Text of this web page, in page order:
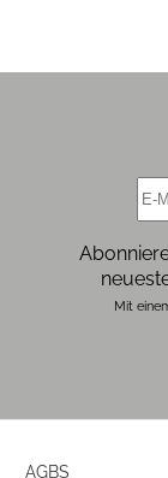
ja
Düsen/Bürsten
Mit
AGBS